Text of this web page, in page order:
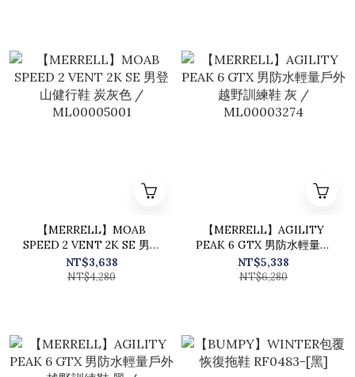
【MERRELL】MOAB
SPEED 2 VENT 2K SE 男登
山健行鞋 炭灰色 /
ML00005001
NT$3,638
NT$4,280
【MERRELL】AGILITY
PEAK 6 GTX 男防水輕量戶
外越野訓練鞋 灰 /
ML00003274
NT$5,338
NT$6,280